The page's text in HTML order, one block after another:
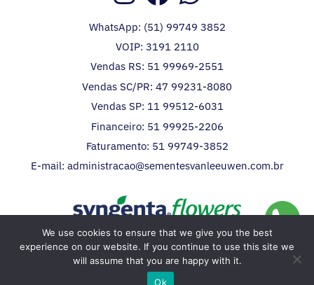
WhatsApp: (51) 99749 3852
VOIP: 3191 2110
Vendas RS: 51 99969-2551
Vendas SC/PR: 47 99231-8080
Vendas SP: 11 99512-6031
Financeiro: 51 99925-2206
Faturamento: 51 99749-3852
E-mail: administracao@sementesvanleeuwen.com.br
Distribuidor da Syngenta Flowers no Brasil.
Copyright 2026 • Sementes Van Leeuwen. Todos os direitos reservados.
We use cookies to ensure that we give you the best
experience on our website. If you continue to use this site we
will assume that you are happy with it.
Ok